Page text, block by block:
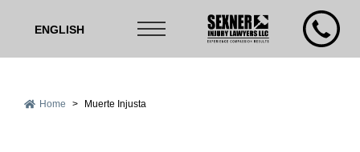
ENGLISH
Home > Muerte Injusta